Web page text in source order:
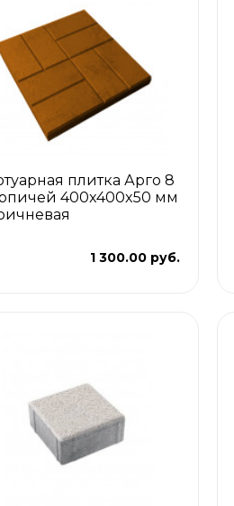
плитка Арго 8
400x400x50 мм
1 300.00 руб.